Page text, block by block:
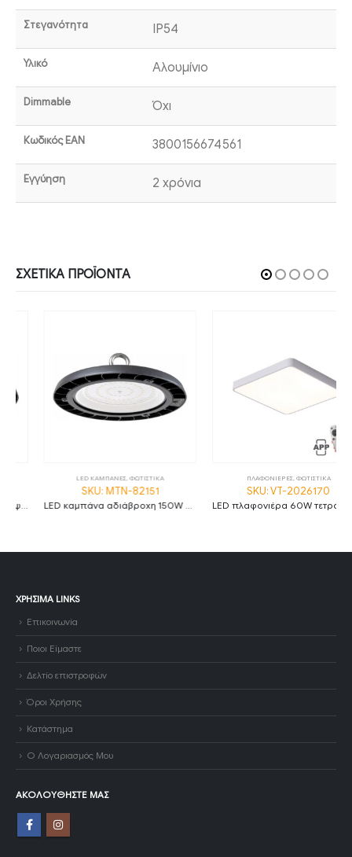
Στεγανότητα IP54
Υλικό Αλουμίνιο
Dimmable Όχι
Κωδικός EAN 3800156674561
Εγγύηση 2 χρόνια
ΣΧΕΤΙΚΆ ΠΡΟΪΌΝΤΑ
LED ΚΑΜΠΑΝΕΣ,ΦΩΤΙΣΤΙΚΑ
SKU: MTN-82151
LED καμπάνα αδιάβροχη 150W ψυχρό λευκό 6000K 120° MTN-82151
ΠΛΑΦΟΝΙΕΡΕΣ,ΦΩΤΙΣΤΙΚΑ
SKU: VT-2026170
LED πλαφονιέρα 60W τετράγωνη με λευκό σώμα CCT με χειριστήριο + mobile app VT-2026170
ΧΡΉΣΙΜΑ LINKS
Επικοινωνία
Ποιοι Είμαστε
Δελτίο επιστροφών
Όροι Χρήσης
Κατάστημα
Ο Λογαριασμός Μου
ΑΚΟΛΟΥΘΉΣΤΕ ΜΑΣ